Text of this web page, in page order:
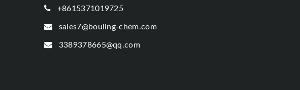
+8615371019725
sales7@bouling-chem.com
3389378665@qq.com